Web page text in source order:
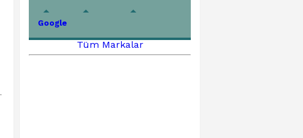
Google
Tüm Markalar